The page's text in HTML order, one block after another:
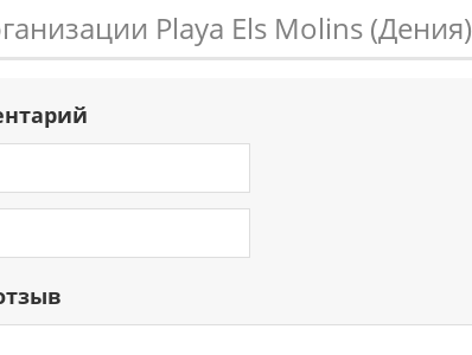
Playa Els Molins (Дения)